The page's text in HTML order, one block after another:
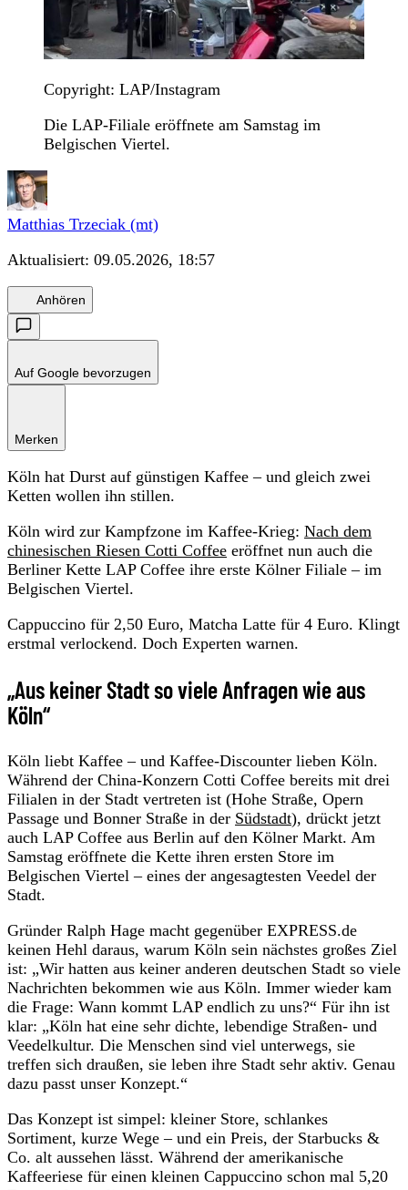
Copyright: LAP/Instagram
Die LAP-Filiale eröffnete am Samstag im
Belgischen Viertel.
Matthias Trzeciak (mt)
Aktualisiert: 09.05.2026, 18:57
Anhören
Auf Google bevorzugen
Merken
Köln hat Durst auf günstigen Kaffee – und gleich zwei
Ketten wollen ihn stillen.
Köln wird zur Kampfzone im Kaffee-Krieg: Nach dem
chinesischen Riesen Cotti Coffee eröffnet nun auch die
Berliner Kette LAP Coffee ihre erste Kölner Filiale – im
Belgischen Viertel.
Cappuccino für 2,50 Euro, Matcha Latte für 4 Euro. Klingt
erstmal verlockend. Doch Experten warnen.
„Aus keiner Stadt so viele Anfragen wie aus
Köln“
Köln liebt Kaffee – und Kaffee-Discounter lieben Köln.
Während der China-Konzern Cotti Coffee bereits mit drei
Filialen in der Stadt vertreten ist (Hohe Straße, Opern
Passage und Bonner Straße in der Südstadt), drückt jetzt
auch LAP Coffee aus Berlin auf den Kölner Markt. Am
Samstag eröffnete die Kette ihren ersten Store im
Belgischen Viertel – eines der angesagtesten Veedel der
Stadt.
Gründer Ralph Hage macht gegenüber EXPRESS.de
keinen Hehl daraus, warum Köln sein nächstes großes Ziel
ist: „Wir hatten aus keiner anderen deutschen Stadt so viele
Nachrichten bekommen wie aus Köln. Immer wieder kam
die Frage: Wann kommt LAP endlich zu uns?“ Für ihn ist
klar: „Köln hat eine sehr dichte, lebendige Straßen- und
Veedelkultur. Die Menschen sind viel unterwegs, sie
treffen sich draußen, sie leben ihre Stadt sehr aktiv. Genau
dazu passt unser Konzept.“
Das Konzept ist simpel: kleiner Store, schlankes
Sortiment, kurze Wege – und ein Preis, der Starbucks &
Co. alt aussehen lässt. Während der amerikanische
Kaffeeriese für einen kleinen Cappuccino schon mal 5,20